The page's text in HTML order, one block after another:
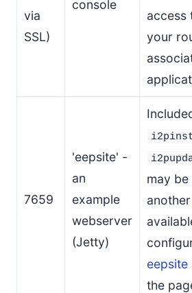
via
SSL)
console
access
your
7659
'eepsite' -
an
example
webserver
(Jetty)
may
eepsite
the